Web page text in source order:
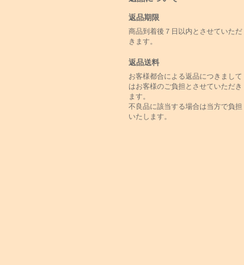
返品期限
商品到着後７日以内とさせていただ
きます。
返品送料
お客様都合による返品につきまして
はお客様のご負担とさせていただき
ます。
不良品に該当する場合は当方で負担
いたします。